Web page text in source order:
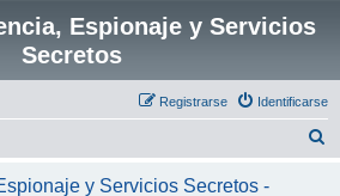
Espionaje y Servicios
Secretos
Identificarse
Registrarse
y Servicios Secretos -